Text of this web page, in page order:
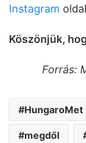
Instagram
Köszönjük,
Forrás:
megdől